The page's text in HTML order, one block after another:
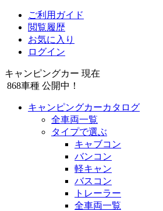
ご利用ガイド
閲覧履歴
お気に入り
ログイン
キャンピングカー 現在
868車種 公開中！
キャンピングカーカタログ
全車両一覧
タイプで選ぶ
キャブコン
バンコン
軽キャン
バスコン
トレーラー
全車両一覧